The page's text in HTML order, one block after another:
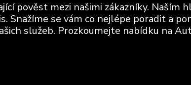
pověst mezi našimi zákazníky. Naším
Snažíme se vám co nejlépe poradit a
služeb. Prozkoumejte nabídku na